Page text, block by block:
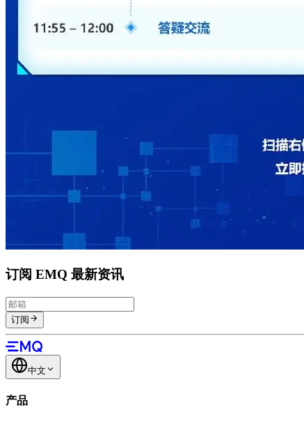
订阅 EMQ 最新资讯
订阅
中文
产品